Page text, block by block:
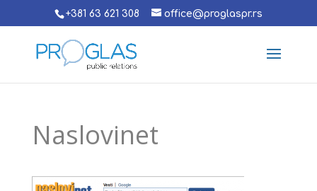
+381 63 621 308 office@proglaspr.rs
Naslovinet